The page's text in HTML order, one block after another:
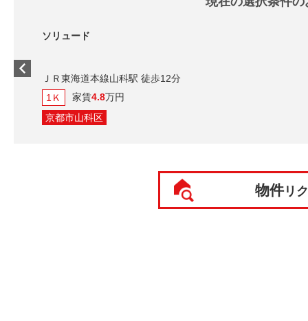
ソリュード
ＪＲ東海道本線山科駅 徒歩12分
1Ｋ
家賃4.8万円
京都市山科区
物件リ